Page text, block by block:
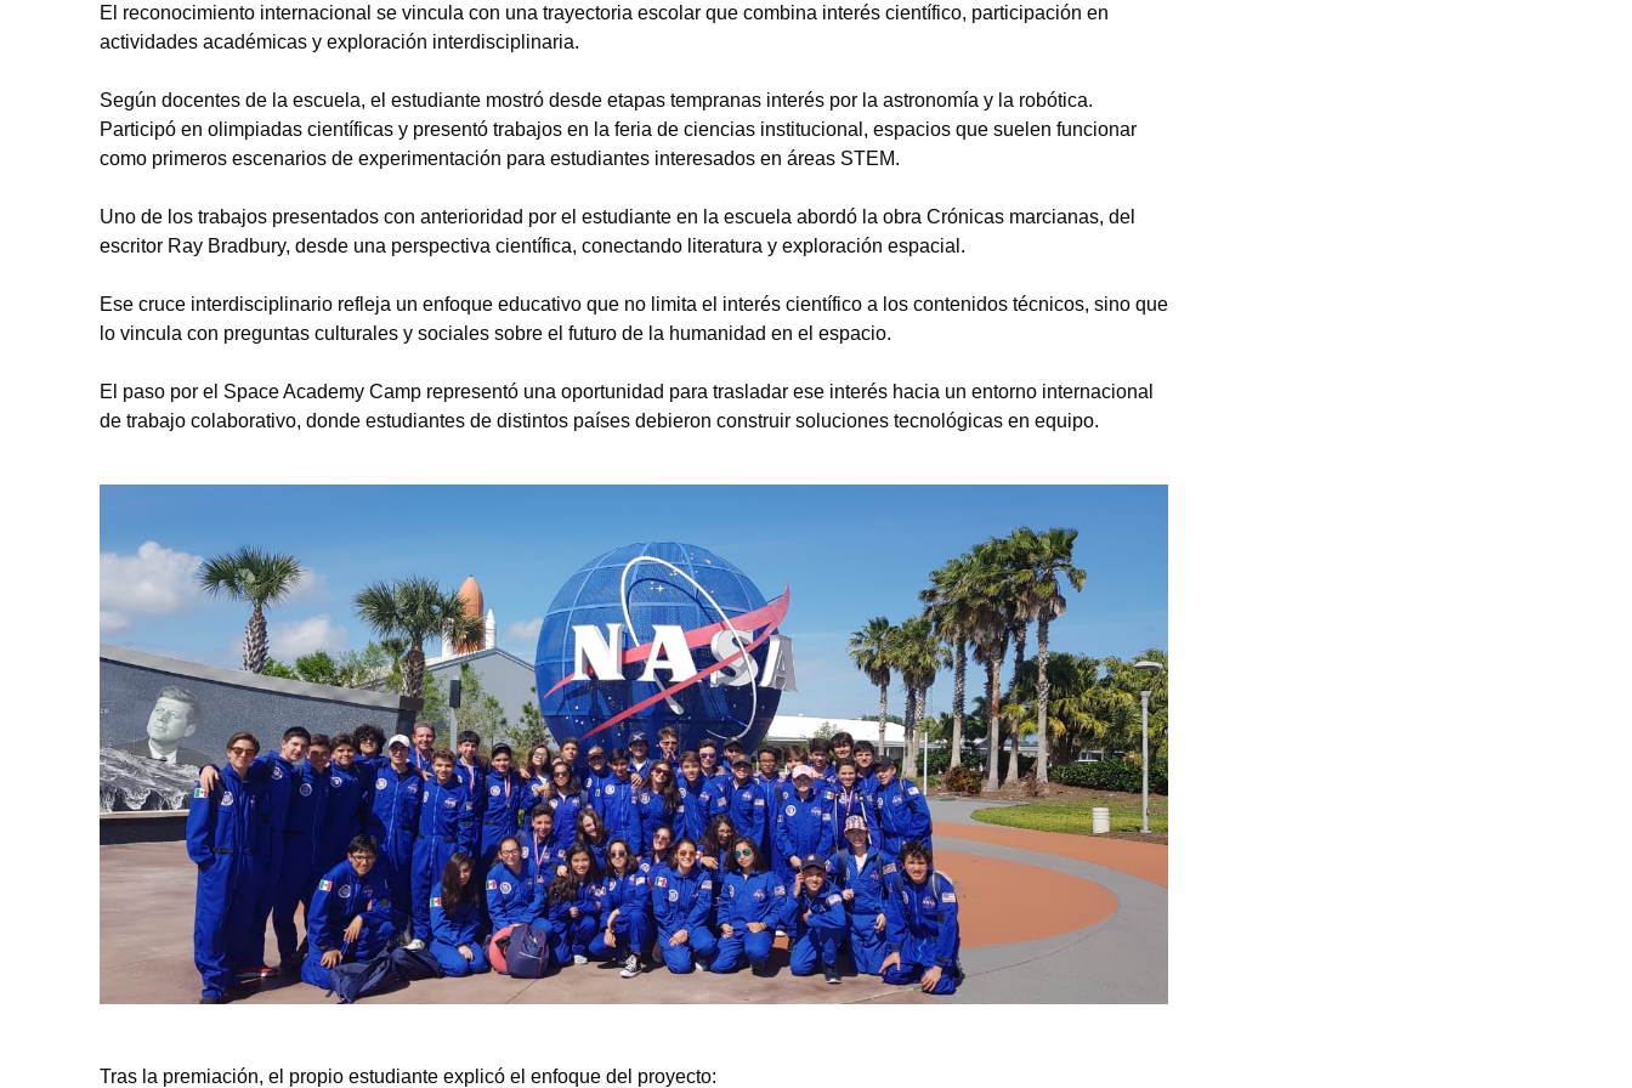
El reconocimiento internacional se vincula con una trayectoria escolar que combina interés científico, participación en
actividades académicas y exploración interdisciplinaria.
Según docentes de la escuela, el estudiante mostró desde etapas tempranas interés por la astronomía y la robótica.
Participó en olimpiadas científicas y presentó trabajos en la feria de ciencias institucional, espacios que suelen funcionar
como primeros escenarios de experimentación para estudiantes interesados en áreas STEM.
Uno de los trabajos presentados con anterioridad por el estudiante en la escuela abordó la obra Crónicas marcianas, del
escritor Ray Bradbury, desde una perspectiva científica, conectando literatura y exploración espacial.
Ese cruce interdisciplinario refleja un enfoque educativo que no limita el interés científico a los contenidos técnicos, sino que
lo vincula con preguntas culturales y sociales sobre el futuro de la humanidad en el espacio.
El paso por el Space Academy Camp representó una oportunidad para trasladar ese interés hacia un entorno internacional
de trabajo colaborativo, donde estudiantes de distintos países debieron construir soluciones tecnológicas en equipo.
Tras la premiación, el propio estudiante explicó el enfoque del proyecto: